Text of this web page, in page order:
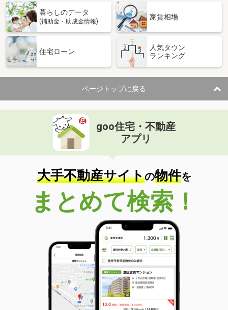
暮らしのデータ
(補助金・助成金情報)
家賃相場
住宅ローン
人気タウン
ランキング
ページトップに戻る
goo住宅・不動産
アプリ
大手不動産サイトの物件を
まとめて検索！